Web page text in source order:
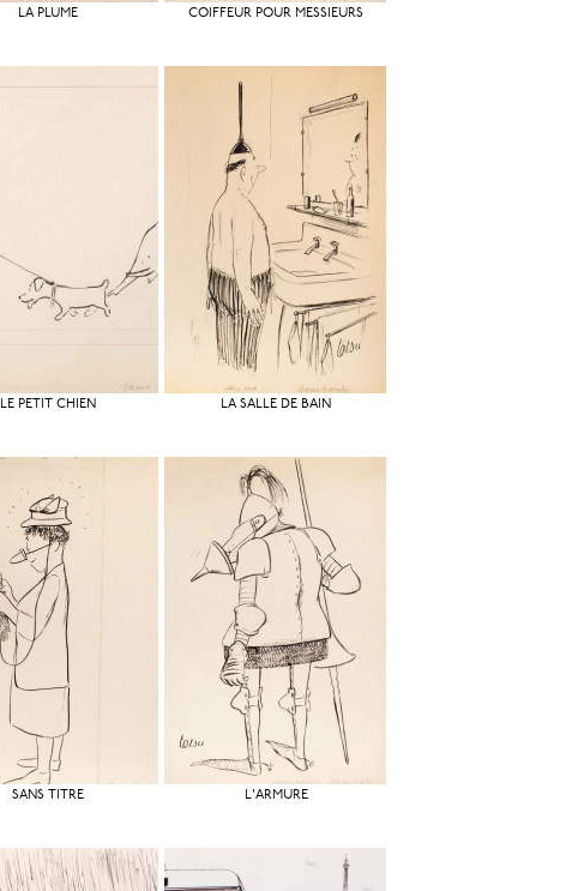
LA PLUME COIFFEUR POUR MESSIEURS
LE PETIT CHIEN LA SALLE DE BAIN
SANS TITRE L'ARMURE